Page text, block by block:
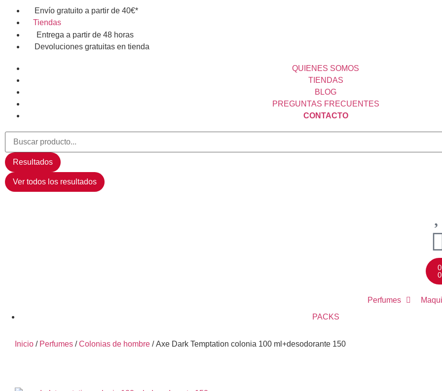
Envío gratuito a partir de 40€*
Tiendas
Entrega a partir de 48 horas
Devoluciones gratuitas en tienda
QUIENES SOMOS
TIENDAS
BLOG
PREGUNTAS FRECUENTES
CONTACTO
Resultados
Ver todos los resultados
0
Perfumes
PACKS
Inicio / Perfumes /Colonias de hombre / Axe Dark Temptation colonia 100 ml+desodorante 150